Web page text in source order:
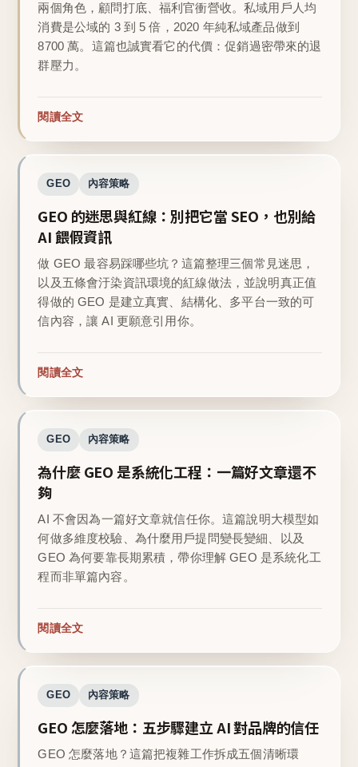
兩個角色，顧問打底、福利官衝營收。私域用戶人均
消費是公域的 3 到 5 倍，2020 年純私域產品做到
8700 萬。這篇也誠實看它的代價：促銷過密帶來的退
群壓力。
閱讀全文
GEO 內容策略
GEO 的迷思與紅線：別把它當 SEO，也別給
AI 餵假資訊
做 GEO 最容易踩哪些坑？這篇整理三個常見迷思，
以及五條會汙染資訊環境的紅線做法，並說明真正值
得做的 GEO 是建立真實、結構化、多平台一致的可
信內容，讓 AI 更願意引用你。
閱讀全文
GEO 內容策略
為什麼 GEO 是系統化工程：一篇好文章還不
夠
AI 不會因為一篇好文章就信任你。這篇說明大模型如
何做多維度校驗、為什麼用戶提問變長變細、以及
GEO 為何要靠長期累積，帶你理解 GEO 是系統化工
程而非單篇內容。
閱讀全文
GEO 內容策略
GEO 怎麼落地：五步驟建立 AI 對品牌的信任
GEO 怎麼落地？這篇把複雜工作拆成五個清晰環